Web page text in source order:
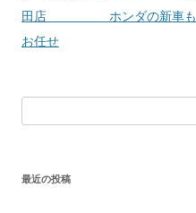
ビ
ゲ
田店 ホンダの新車も
お任せ
索:
最近の投稿